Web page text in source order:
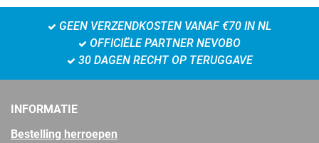
GEEN VERZENDKOSTEN VANAF €70 IN NL
OFFICIËLE PARTNER NEVOBO
30 DAGEN RECHT OP TERUGGAVE
INFORMATIE
Bestelling herroepen